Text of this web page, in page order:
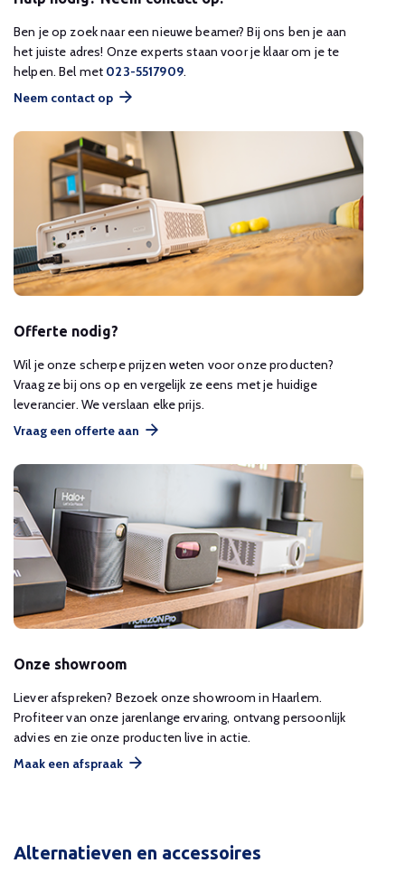
Ben je op zoek naar een nieuwe beamer? Bij ons ben je aan
het juiste adres! Onze experts staan voor je klaar om je te
helpen. Bel met 023-5517909.
Neem contact op
Offerte nodig?
Wil je onze scherpe prijzen weten voor onze producten?
Vraag ze bij ons op en vergelijk ze eens met je huidige
leverancier. We verslaan elke prijs.
Vraag een offerte aan
Onze showroom
Liever afspreken? Bezoek onze showroom in Haarlem.
Profiteer van onze jarenlange ervaring, ontvang persoonlijk
advies en zie onze producten live in actie.
Maak een afspraak
Alternatieven en accessoires